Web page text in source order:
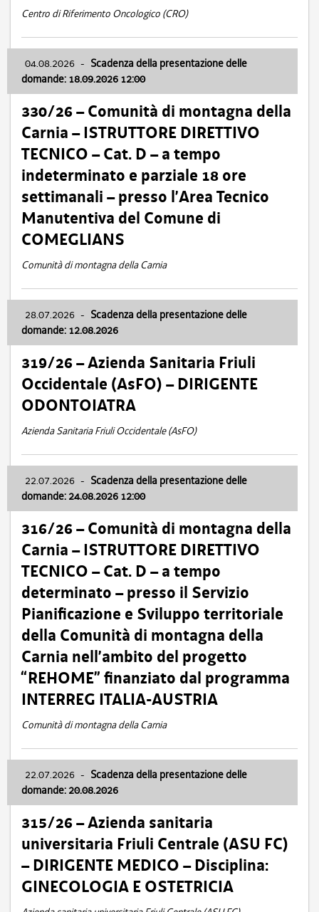
Centro di Riferimento Oncologico (CRO)
04.08.2026 - Scadenza della presentazione delle
domande: 18.09.2026 12:00
330/26 – Comunità di montagna della
Carnia – ISTRUTTORE DIRETTIVO
TECNICO – Cat. D – a tempo
indeterminato e parziale 18 ore
settimanali – presso l’Area Tecnico
Manutentiva del Comune di
COMEGLIANS
Comunità di montagna della Carnia
28.07.2026 - Scadenza della presentazione delle
domande: 12.08.2026
319/26 – Azienda Sanitaria Friuli
Occidentale (AsFO) – DIRIGENTE
ODONTOIATRA
Azienda Sanitaria Friuli Occidentale (AsFO)
22.07.2026 - Scadenza della presentazione delle
domande: 24.08.2026 12:00
316/26 – Comunità di montagna della
Carnia – ISTRUTTORE DIRETTIVO
TECNICO – Cat. D – a tempo
determinato – presso il Servizio
Pianificazione e Sviluppo territoriale
della Comunità di montagna della
Carnia nell’ambito del progetto
“REHOME” finanziato dal programma
INTERREG ITALIA-AUSTRIA
Comunità di montagna della Carnia
22.07.2026 - Scadenza della presentazione delle
domande: 20.08.2026
315/26 – Azienda sanitaria
universitaria Friuli Centrale (ASU FC)
– DIRIGENTE MEDICO – Disciplina:
GINECOLOGIA E OSTETRICIA